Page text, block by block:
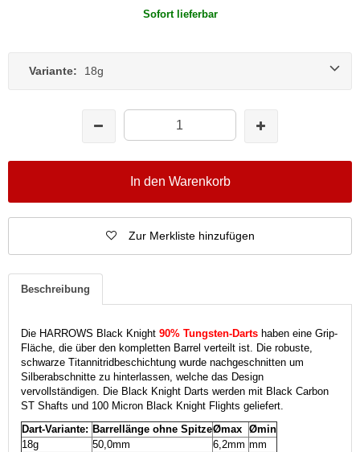
Sofort lieferbar
Variante: 18g
In den Warenkorb
Zur Merkliste hinzufügen
Beschreibung
Die HARROWS Black Knight 90% Tungsten-Darts haben eine Grip-
Fläche, die über den kompletten Barrel verteilt ist. Die robuste,
schwarze Titannitridbeschichtung wurde nachgeschnitten um
Silberabschnitte zu hinterlassen, welche das Design
vervollständigen. Die Black Knight Darts werden mit Black Carbon
ST Shafts und 100 Micron Black Knight Flights geliefert.
Dart-Variante: Barrellänge ohne SpitzeØmax Ømin
18g
50,0mm 6,2mm mm